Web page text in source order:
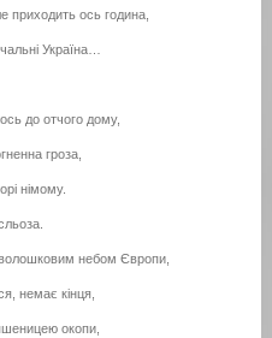
приходить ось година,
Україна…
до отчого дому,
гроза,
німому.
небом Європи,
немає кінця,
окопи,